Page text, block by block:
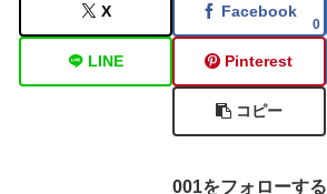
X Facebook
0
LINE Pinterest
コピー
001をフォローする